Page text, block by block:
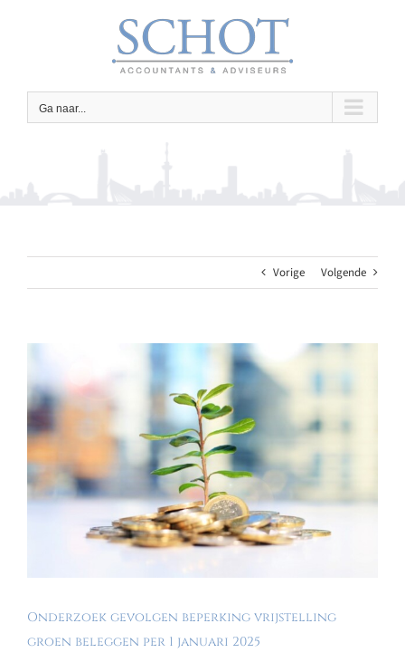
Ga naar...
Vorige Volgende
afbeelding
Onderzoek gevolgen beperking vrijstelling
groen beleggen per 1 januari 2025